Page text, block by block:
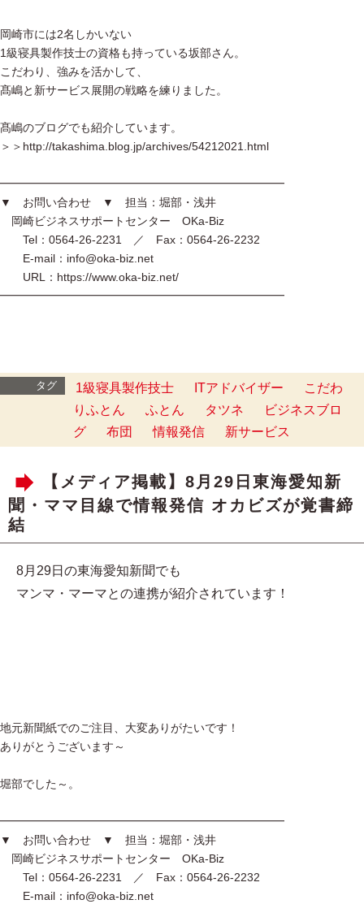
岡崎市には2名しかいない
1級寝具製作技士の資格も持っている坂部さん。
こだわり、強みを活かして、
髙嶋と新サービス展開の戦略を練りました。
髙嶋のブログでも紹介しています。
＞＞http://takashima.blog.jp/archives/54212021.html
━━━━━━━━━━━━━━━━━━━━━━━━━
▼ お問い合わせ ▼ 担当：堀部・浅井
岡崎ビジネスサポートセンター OKa-Biz
Tel：0564-26-2231 ／ Fax：0564-26-2232
E-mail：info@oka-biz.net
URL：https://www.oka-biz.net/
━━━━━━━━━━━━━━━━━━━━━━━━━
タグ 1級寝具製作技士 ITアドバイザー
こだわ
りふとん
ふとん タツネ
ビジネスブロ
グ
布団 情報発信 新サービス
【メディア掲載】8月29日東海愛知新
聞・ママ目線で情報発信 オカビズが覚書締
結
8月29日の東海愛知新聞でも
マンマ・マーマとの連携が紹介されています！
地元新聞紙でのご注目、大変ありがたいです！
ありがとうございます～
堀部でした～。
━━━━━━━━━━━━━━━━━━━━━━━━━
▼ お問い合わせ ▼ 担当：堀部・浅井
岡崎ビジネスサポートセンター OKa-Biz
Tel：0564-26-2231 ／ Fax：0564-26-2232
E-mail：info@oka-biz.net